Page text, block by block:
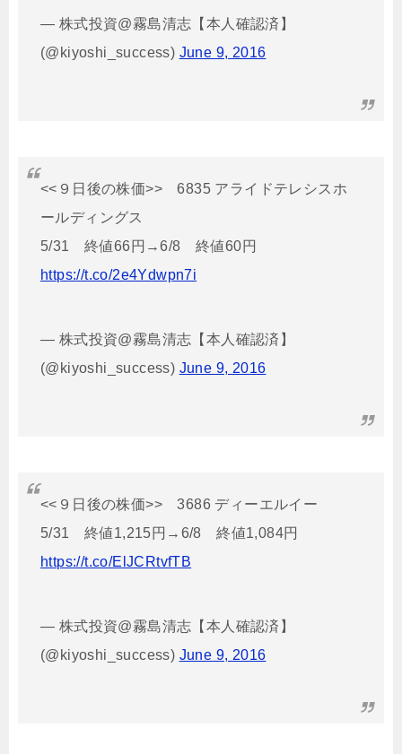
— 株式投資@霧島清志【本人確認済】
(@kiyoshi_success) June 9, 2016
<<９日後の株価>> 6835 アライドテレシスホ
ールディングス
5/31 終値66円→6/8 終値60円
https://t.co/2e4Ydwpn7i
— 株式投資@霧島清志【本人確認済】
(@kiyoshi_success) June 9, 2016
<<９日後の株価>> 3686 ディーエルイー
5/31 終値1,215円→6/8 終値1,084円
https://t.co/ElJCRtvfTB
— 株式投資@霧島清志【本人確認済】
(@kiyoshi_success) June 9, 2016